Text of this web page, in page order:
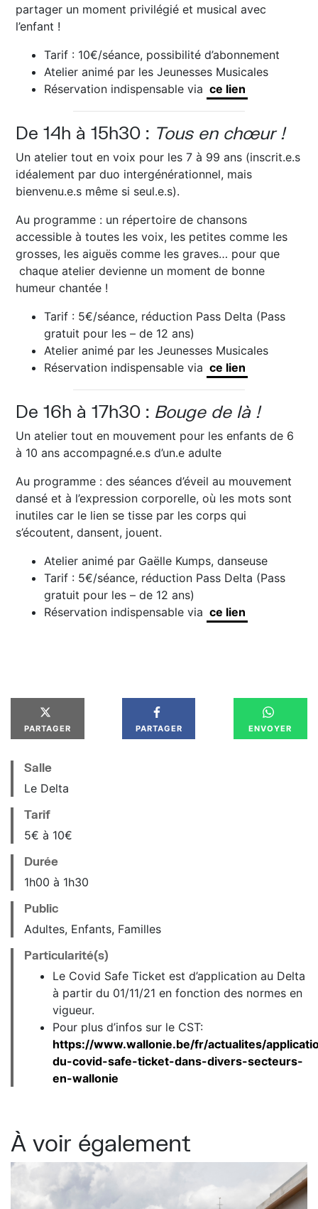
partager un moment privilégié et musical avec
l’enfant !
Tarif : 10€/séance, possibilité d’abonnement
Atelier animé par les Jeunesses Musicales
Réservation indispensable via ce lien
De 14h à 15h30 : Tous en chœur !
Un atelier tout en voix pour les 7 à 99 ans (inscrit.e.s
idéalement par duo intergénérationnel, mais
bienvenu.e.s même si seul.e.s).
Au programme : un répertoire de chansons
accessible à toutes les voix, les petites comme les
grosses, les aiguës comme les graves… pour que
chaque atelier devienne un moment de bonne
humeur chantée !
Tarif : 5€/séance, réduction Pass Delta (Pass
gratuit pour les – de 12 ans)
Atelier animé par les Jeunesses Musicales
Réservation indispensable via ce lien
De 16h à 17h30 : Bouge de là !
Un atelier tout en mouvement pour les enfants de 6
à 10 ans accompagné.e.s d’un.e adulte
Au programme : des séances d’éveil au mouvement
dansé et à l’expression corporelle, où les mots sont
inutiles car le lien se tisse par les corps qui
s’écoutent, dansent, jouent.
Atelier animé par Gaëlle Kumps, danseuse
Tarif : 5€/séance, réduction Pass Delta (Pass
gratuit pour les – de 12 ans)
Réservation indispensable via ce lien
PARTAGER PARTAGER ENVOYER
Salle
Le Delta
Tarif
5€ à 10€
Durée
1h00 à 1h30
Public
Adultes, Enfants, Familles
Particularité(s)
Le Covid Safe Ticket est d’application au Delta
à partir du 01/11/21 en fonction des normes en
vigueur.
Pour plus d’infos sur le CST:
https://www.wallonie.be/fr/actualites/
du-covid-safe-ticket-dans-divers-secteurs-
en-wallonie
À voir également